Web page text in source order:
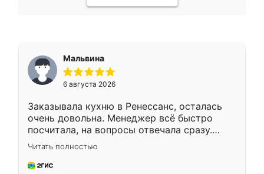
Мальвина
6 августа 2026
Заказывала кухню в Ренессанс, осталась
очень довольна. Менеджер всё быстро
посчитала, на вопросы отвечала сразу.
Замерщик приехал в субботу, подошёл к
делу со всей ответственностью. Собрали
за день, ребята работали аккуратно, даже
Читать полностью